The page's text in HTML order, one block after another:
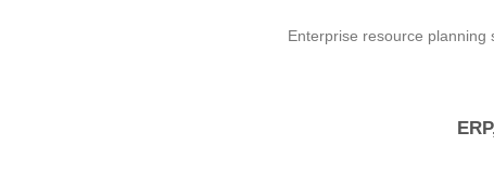
Enterprise resource